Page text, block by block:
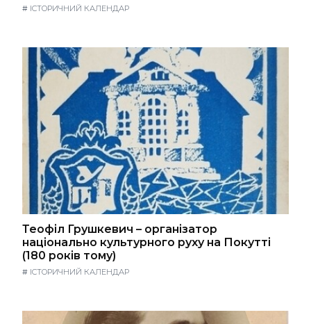
# ІСТОРИЧНИЙ КАЛЕНДАР
Теофіл Грушкевич – організатор
національно культурного руху на Покутті
(180 років тому)
# ІСТОРИЧНИЙ КАЛЕНДАР